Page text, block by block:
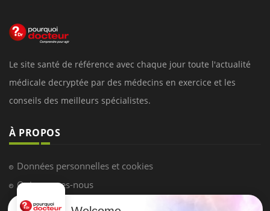
Le site santé de référence avec chaque jour toute l'actualité
médicale decryptée par des médecins en exercice et les
conseils des meilleurs spécialistes.
À PROPOS
Données personnelles et cookies
Qui sommes-nous
Conditions d'utilisation